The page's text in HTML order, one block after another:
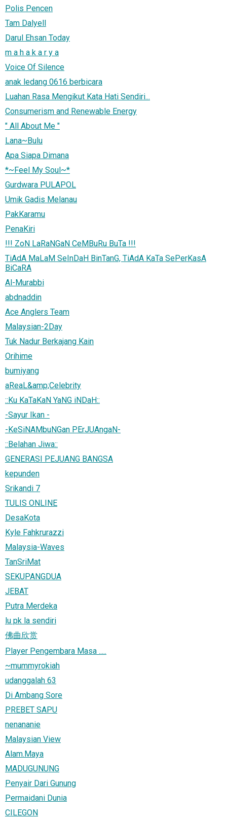
Polis Pencen
Tam Dalyell
Darul Ehsan Today
m a h a k a r y a
Voice Of Silence
anak ledang 0616 berbicara
Luahan Rasa Mengikut Kata Hati Sendiri...
Consumerism and Renewable Energy
" All About Me "
Lana~Bulu
Apa Siapa Dimana
*~Feel My Soul~*
Gurdwara PULAPOL
Umik Gadis Melanau
PakKaramu
PenaKiri
!!! ZoN LaRaNGaN CeMBuRu BuTa !!!
TiAdA MaLaM SeInDaH BinTanG, TiAdA KaTa SePerKasA
BiCaRA
Al-Murabbi
abdnaddin
Ace Anglers Team
Malaysian-2Day
Tuk Nadur Berkajang Kain
Orihime
bumiyang
aReaL&amp;Celebrity
::Ku KaTaKaN YaNG iNDaH::
-Sayur Ikan -
-KeSiNAMbuNGan PErJUAngaN-
::Belahan Jiwa::
GENERASI PEJUANG BANGSA
kepunden
Srikandi 7
TULIS ONLINE
DesaKota
Kyle Fahkrurazzi
Malaysia-Waves
TanSriMat
SEKUPANGDUA
JEBAT
Putra Merdeka
lu pk la sendiri
佛曲欣赏
Player Pengembara Masa .....
~mummyrokiah
udanggalah 63
Di Ambang Sore
PREBET SAPU
nenananie
Malaysian View
Alam.Maya
MADUGUNUNG
Penyair Dari Gunung
Permaidani Dunia
CILEGON